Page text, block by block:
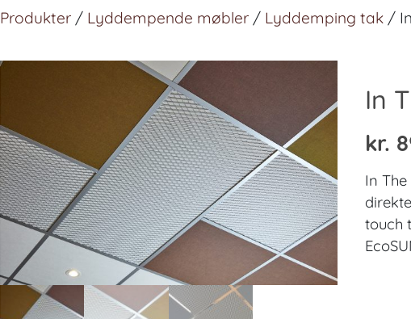
Produkter / Lyddempende møbler / Lyddemping tak /
In
kr.
In
touch